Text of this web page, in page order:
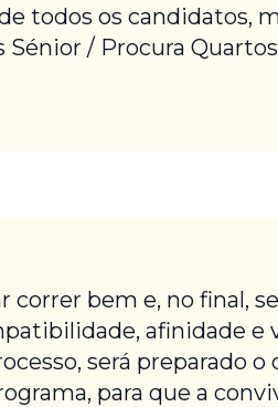
todos os candidatos,
Sénior / Procura
correr bem e, no final,
afinidade e
será preparado o
para que a